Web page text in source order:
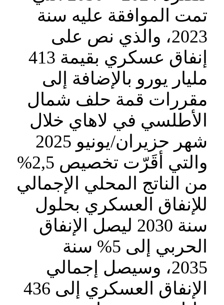
تمت الموافقة عليه سنة
2023، والذي نص على
إنفاق عسكري بقيمة 413
مليار يورو بالإضافة إلى
مقررات قمة حلف شمال
الأطلسي في لاهاي خلال
شهر حزيران/يونيو 2025
والتي أقَرّت تخصيص 2,5%
من الناتج المحلي الإجمالي
للإنفاق العسكري بحلول
سنة 2030 ليصل الإنفاق
الحربي إلى 5% سنة
2035، وسيصل إجمالي
الإنفاق العسكري إلى 436